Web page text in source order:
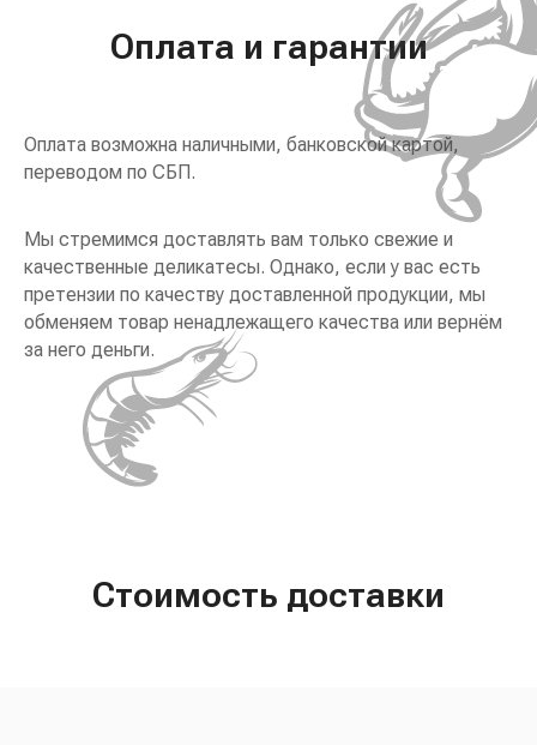
Оплата и гарантии
Оплата возможна наличными, банковской картой,
переводом по СБП.
Мы стремимся доставлять вам только свежие и
качественные деликатесы. Однако, если у вас есть
претензии по качеству доставленной продукции, мы
обменяем товар ненадлежащего качества или вернём
за него деньги.
Стоимость доставки